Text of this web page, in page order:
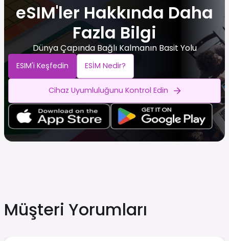
eSIM'ler Hakkında Daha
Fazla Bilgi
Dünya Çapında Bağlı Kalmanın Basit Yolu
ESIM'i Keşfedin ESİM Nedir?
Cihaz Uyumluluğunu Kontrol Edin
Müşteri Yorumları